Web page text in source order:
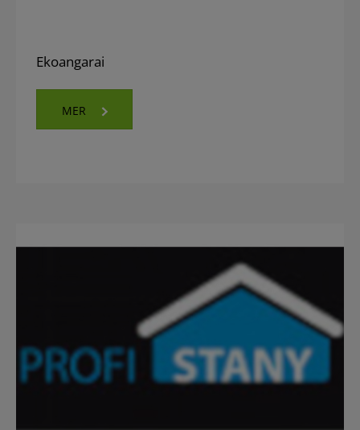
Ekoangarai
MER